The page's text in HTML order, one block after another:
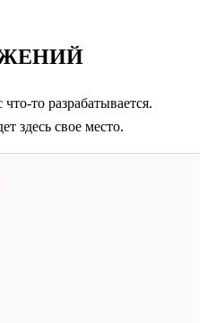
то разрабатывается.
здесь свое место.